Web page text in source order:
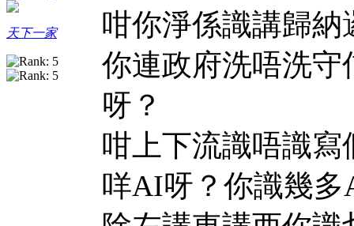
天下一家
咁你淨係識講歸
你連政府洗唔洗守
呀？
咁上下流識唔識
咩AI呀？你識幾多